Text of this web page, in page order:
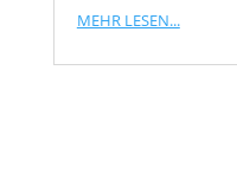
mehr lesen...